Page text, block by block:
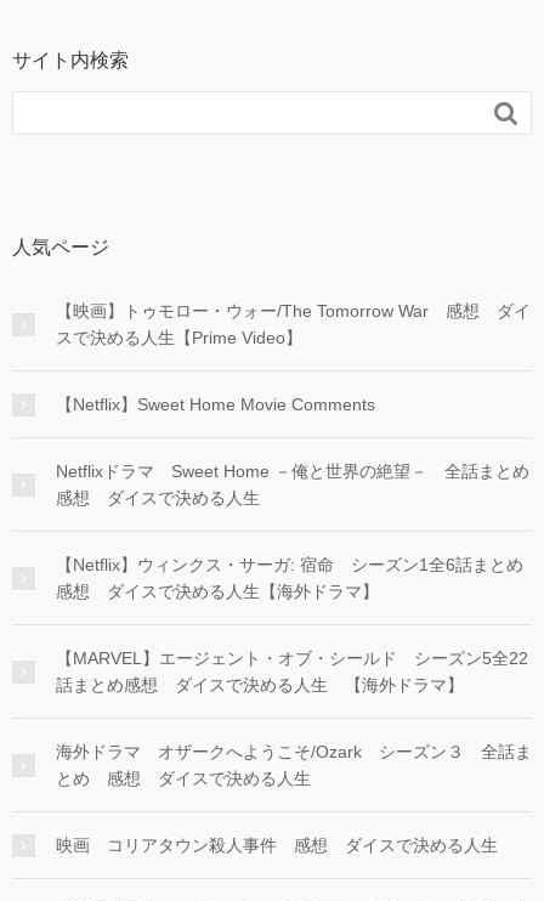
サイト内検索

人気ページ
【映画】トゥモロー・ウォー/The Tomorrow War 感想 ダイ
スで決める人生【Prime Video】
【Netflix】Sweet Home Movie Comments
Netflixドラマ Sweet Home －俺と世界の絶望－ 全話まとめ
感想 ダイスで決める人生
【Netflix】ウィンクス・サーガ: 宿命 シーズン1全6話まとめ
感想 ダイスで決める人生【海外ドラマ】
【MARVEL】エージェント・オブ・シールド シーズン5全22
話まとめ感想 ダイスで決める人生 【海外ドラマ】
海外ドラマ オザークへようこそ/Ozark シーズン３ 全話ま
とめ 感想 ダイスで決める人生
映画 コリアタウン殺人事件 感想 ダイスで決める人生